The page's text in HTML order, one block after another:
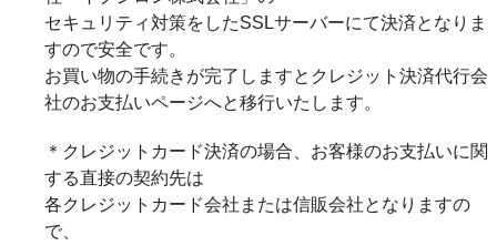
セキュリティ対策をしたSSLサーバーにて決済となりま
すので安全です。
お買い物の手続きが完了しますとクレジット決済代行会
社のお支払いページへと移行いたします。
＊クレジットカード決済の場合、お客様のお支払いに関
する直接の契約先は
各クレジットカード会社または信販会社となりますの
で、